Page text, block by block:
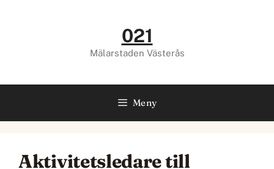
021
Mälarstaden Västerås
Meny
Aktivitetsledare till